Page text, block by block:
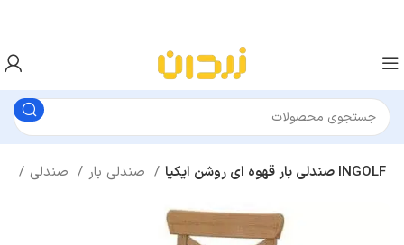
صندلی بار قهوه ای روشن ایکیا INGOLF